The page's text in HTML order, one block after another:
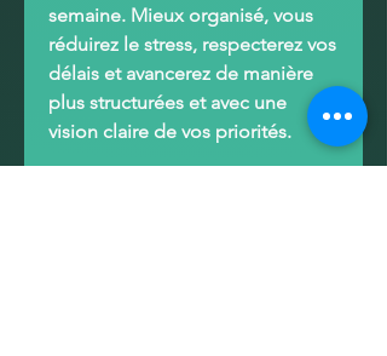
semaine. Mieux organisé, vous
réduirez le stress, respecterez vos
délais et avancerez de manière
plus structurées et avec une
vision claire de vos priorités.